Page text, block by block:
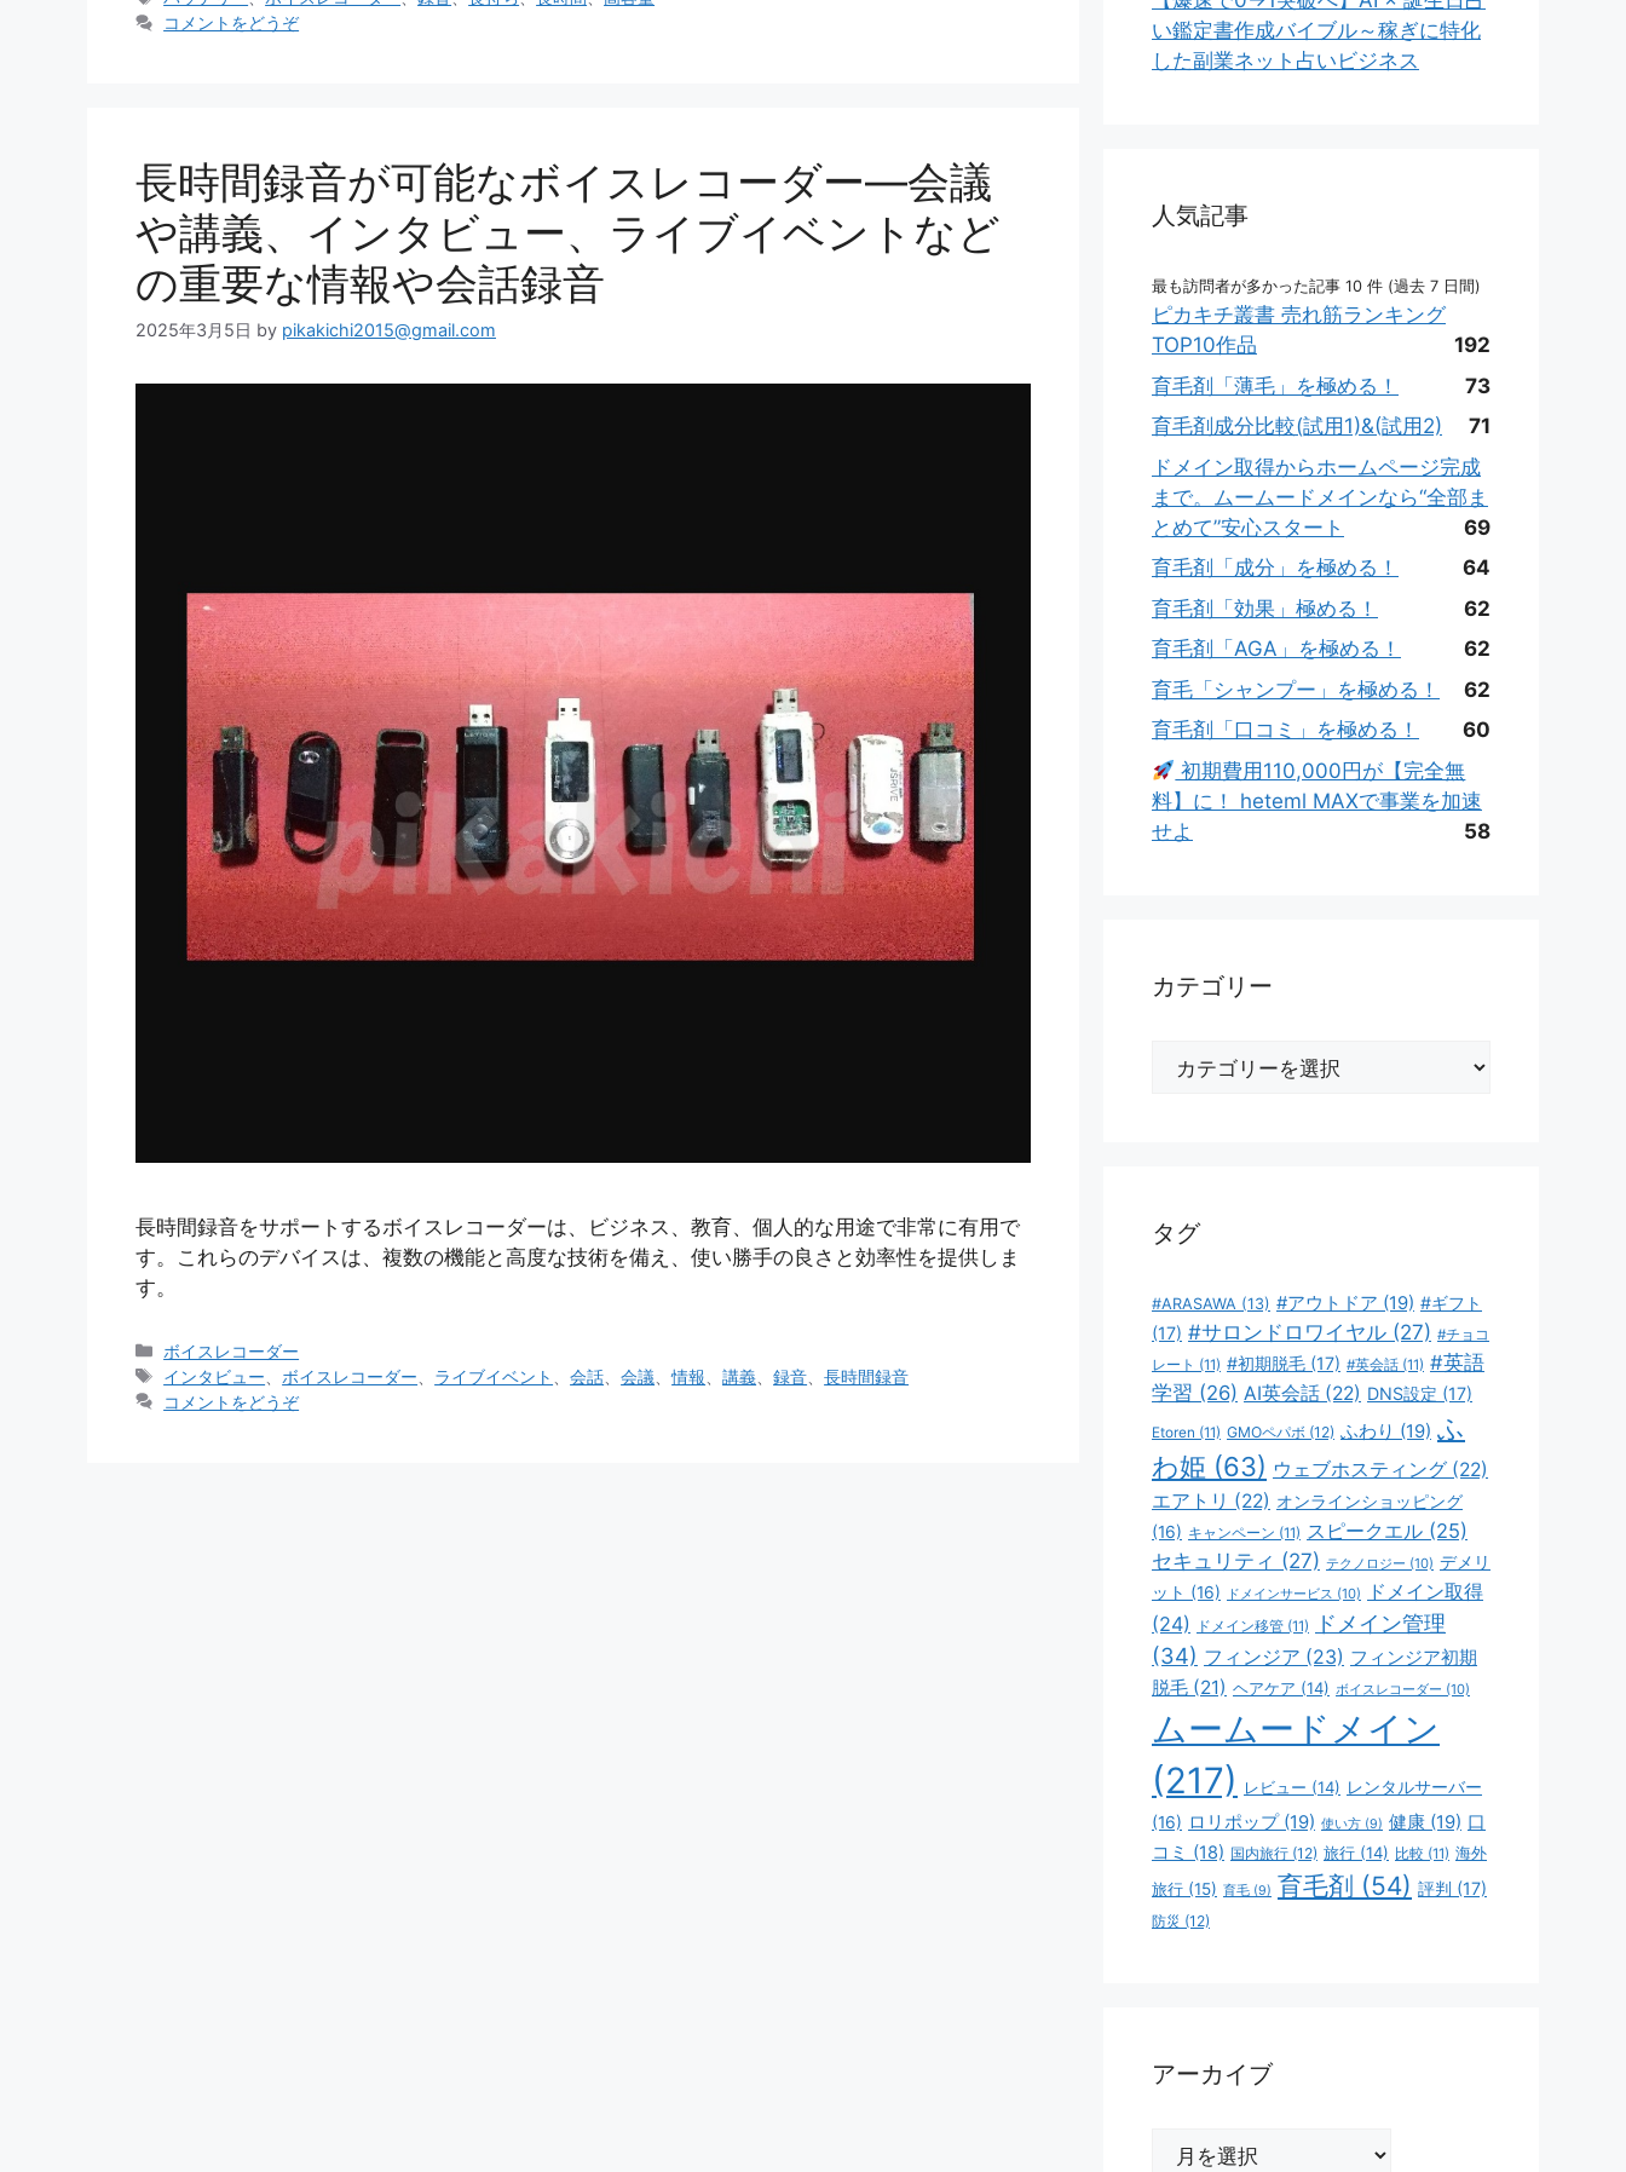
ゴ
グ
コメントをどうぞ
長時間録音が可能なボイスレコーダー—会議
や講義、インタビュー、ライブイベントなど
の重要な情報や会話録音
2025年3月5日 by pikakichi2015@gmail.com
長時間録音をサポートするボイスレコーダーは、ビジネス、教育、個人的な用途で非常に有用で
す。これらのデバイスは、複数の機能と高度な技術を備え、使い勝手の良さと効率性を提供しま
す。
カ
テ
ゴ
ボイスレコーダー
タ
グ
インタビュー ボイスレコーダー ライブイベント 、会話 、会議 、情報 、講義 、録音 、長時間録音
コメントをどうぞ
い鑑定書作成バイブル～稼ぎに特化
した副業ネット占いビジネス
人気記事
最も訪問者が多かった記事 10 件 (過去 7 日間)
ピカキチ叢書 売れ筋ランキング
TOP10作品
192
育毛剤「薄毛」を極める！
73
育毛剤成分比較(試用1)&(試用2)
71
ドメイン取得からホームページ完成
まで。ムームードメインなら“全部ま
とめて”安心スタート
69
育毛剤「成分」を極める！
64
育毛剤「効果」極める！
62
育毛剤「AGA」を極める！
62
育毛「シャンプー」を極める！
62
育毛剤「口コミ」を極める！
60
初期費用110,000円が【完全無
料】に！ heteml MAXで事業を加速
せよ
58
カテゴリー
タグ
#ARASAWA (13) #アウトドア (19) #ギフト
(17) #サロンドロワイヤル (27) #チョコ
レート (11) #初期脱毛 (17) #英会話 (11) #英語
学習 (26) AI英会話 (22) DNS設定 (17)
Etoren (11) GMOペパボ (12) ふわり (19) ふ
わ姫 (63) ウェブホスティング (22)
エアトリ (22) オンラインショッピング
(16) キャンペーン (11) スピークエル (25)
セキュリティ (27) テクノロジー (10) デメリ
ット (16) ドメインサービス (10)
ドメイン取得
(24)
ドメイン移管 (11)
ドメイン管理
(34) フィンジア (23) フィンジア初期
脱毛 (21) ヘアケア (14) ボイスレコーダー (10)
ムームードメイン
(217)
レビュー (14) レンタルサーバー
(16) ロリポップ(19) 使い方 (9) 健康 (19) 口
コミ (18) 国内旅行 (12) 旅行 (14) 比較 (11) 海外
旅行 (15) 育毛 (9) 育毛剤 (54) 評判 (17)
防災 (12)
アーカイブ